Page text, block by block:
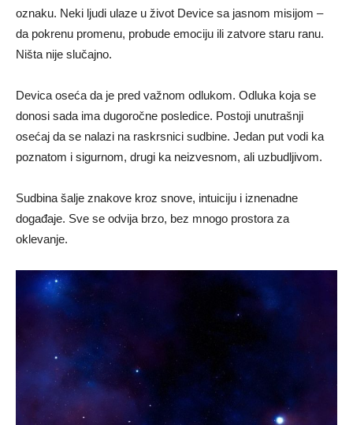
oznaku. Neki ljudi ulaze u život Device sa jasnom misijom –
da pokrenu promenu, probude emociju ili zatvore staru ranu.
Ništa nije slučajno.
Devica oseća da je pred važnom odlukom. Odluka koja se
donosi sada ima dugoročne posledice. Postoji unutrašnji
osećaj da se nalazi na raskrsnici sudbine. Jedan put vodi ka
poznatom i sigurnom, drugi ka neizvesnom, ali uzbudljivom.
Sudbina šalje znakove kroz snove, intuiciju i iznenadne
događaje. Sve se odvija brzo, bez mnogo prostora za
oklevanje.